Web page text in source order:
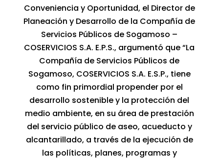
Conveniencia y Oportunidad, el Director de
Planeación y Desarrollo de la Compañía de
Servicios Públicos de Sogamoso –
COSERVICIOS S.A. E.P.S., argumentó que “La
Compañía de Servicios Públicos de
Sogamoso, COSERVICIOS S.A. E.S.P., tiene
como fin primordial propender por el
desarrollo sostenible y la protección del
medio ambiente, en su área de prestación
del servicio público de aseo, acueducto y
alcantarillado, a través de la ejecución de
las políticas, planes, programas y